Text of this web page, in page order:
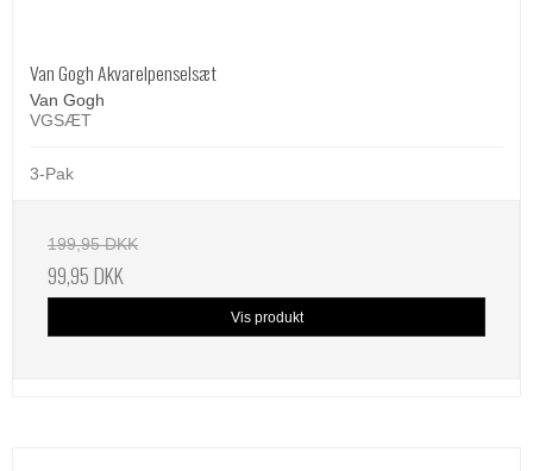
Van Gogh Akvarelpenselsæt
Van Gogh
VGSÆT
3-Pak
199,95 DKK
99,95 DKK
Vis produkt